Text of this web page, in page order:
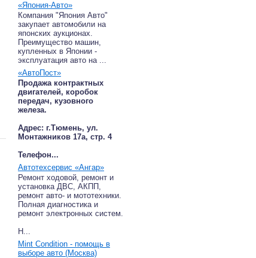
«Япония-Авто»
Компания "Япония Авто"
закупает автомобили на
японских аукционах.
Преимущество машин,
купленных в Японии -
эксплуатация авто на ...
«АвтоПост»
Продажа контрактных
двигателей, коробок
передач, кузовного
железа.
Адрес: г.Тюмень, ул.
Монтажников 17а, стр. 4
Телефон...
Автотехсервис «Ангар»
Ремонт ходовой, ремонт и
установка ДВС, АКПП,
ремонт авто- и мототехники.
Полная диагностика и
ремонт электронных систем.
Н...
Mint Condition - помощь в
выборе авто (Москва)